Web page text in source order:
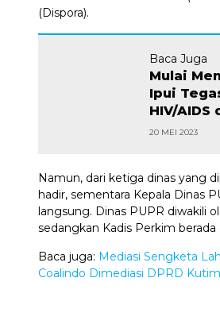
(Dispora).
Baca Juga
Mulai
Ipui
HIV/AIDS
20 MEI 2023
Namun, dari ketiga dinas yang
hadir, sementara Kepala Dinas
langsung. Dinas PUPR diwakili
sedangkan Kadis Perkim berada
Baca juga: Mediasi Sengketa
Coalindo Dimediasi DPRD Kutim